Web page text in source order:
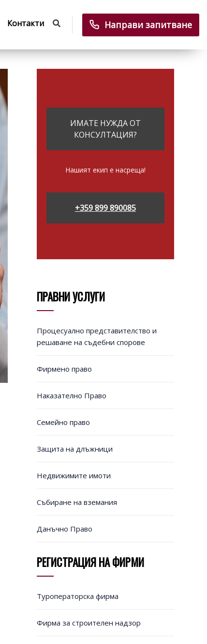
Контакти Направи запитване
ИМАТЕ НУЖДА ОТ
КОНСУЛТАЦИЯ?
Нашият екип е насреща!
+359 899 890085
ПРАВНИ УСЛУГИ
Процесуално представителство и
решаване на съдебни спорове
Фирмено право
Наказателно Право
Семейно право
Защита на длъжници
Недвижимите имоти
Събиране на вземания
Данъчно Право
РЕГИСТРАЦИЯ НА ФИРМИ
Туроператорска фирма
Фирма за строителен надзор